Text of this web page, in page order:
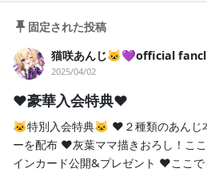
固定された投稿
猫咲あんじ🐱💜official
2025/04/02
♥豪華入会特典♥
🐱特別入会特典🐱 ♥２種類のあんじ
ーを配布 ♥灰葉ママ描きおろし！こ
インカード公開&プレゼント ♥ここで